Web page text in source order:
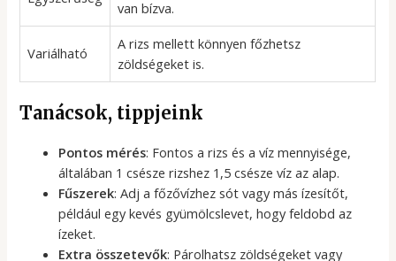
van bízva.
Variálható
A rizs mellett könnyen főzhetsz
zöldségeket is.
Tanácsok, tippjeink
Pontos mérés: Fontos a rizs és a víz mennyisége,
általában 1 csésze rizshez 1,5 csésze víz az alap.
Fűszerek: Adj a főzővízhez sót vagy más ízesítőt,
például egy kevés gyümölcslevet, hogy feldobd az
ízeket.
Extra összetevők: Párolhatsz zöldségeket vagy